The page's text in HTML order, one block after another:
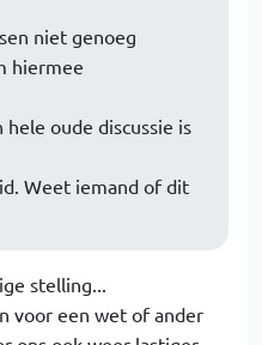
niet genoeg
hiermee
oude discussie is
Weet iemand of dit
stelling...
voor een wet of ander